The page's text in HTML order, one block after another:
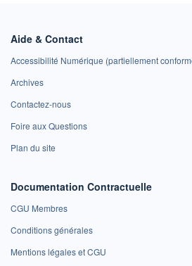
Aide & Contact
Accessibilité Numérique (partiellement
Archives
Contactez-nous
Foire aux Questions
Plan du site
Documentation Contractuelle
CGU Membres
Conditions générales
Mentions légales et CGU